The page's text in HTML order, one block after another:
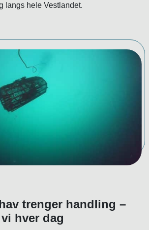
langs hele Vestlandet.
trenger handling –
hver dag